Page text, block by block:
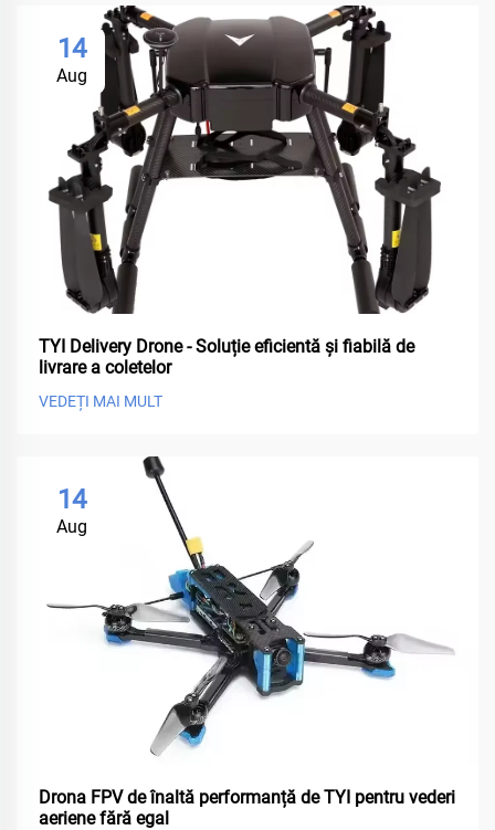
14
Aug
TYI Delivery Drone - Soluție eficientă și fiabilă de
livrare a coletelor
VEDEȚI MAI MULT
14
Aug
Drona FPV de înaltă performanță de TYI pentru vederi
aeriene fără egal